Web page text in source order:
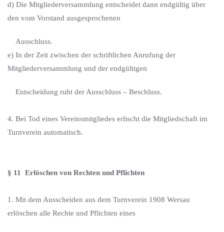
d) Die Mitgliederversammlung entscheidet dann endgültig über
den vom Vorstand ausgesprochenen
Ausschluss.
e) In der Zeit zwischen der schriftlichen Anrufung der
Mitgliederversammlung und der endgültigen
Entscheidung ruht der Ausschluss – Beschluss.
4. Bei Tod eines Vereinsmitgliedes erlischt die Mitgliedschaft im
Turnverein automatisch.
§ 11 Erlöschen von Rechten und Pflichten
1. Mit dem Ausscheiden aus dem Turnverein 1908 Wersau
erlöschen alle Rechte und Pflichten eines